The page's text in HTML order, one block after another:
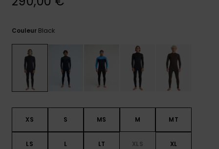
fréquentes
formulaire
contact.
Consulter
la FAQ
Couleur Black
XS S MS M MT
LS L LT XLS XL